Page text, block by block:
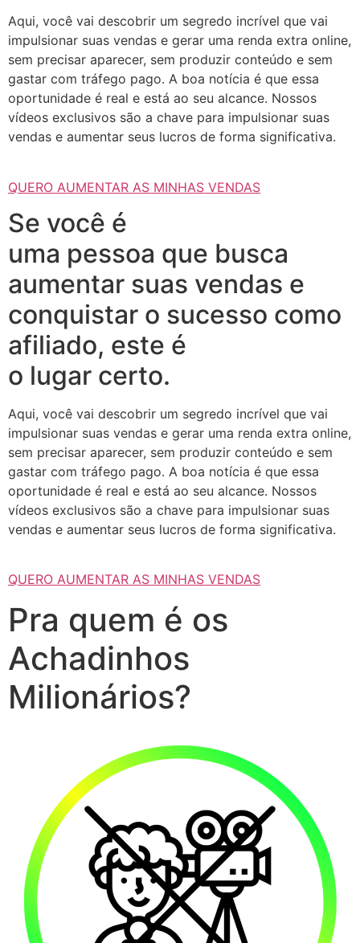
Aqui, você vai descobrir um segredo incrível que vai
impulsionar suas vendas e gerar uma renda extra online,
sem precisar aparecer, sem produzir conteúdo e sem
gastar com tráfego pago. A boa notícia é que essa
oportunidade é real e está ao seu alcance. Nossos
vídeos exclusivos são a chave para impulsionar suas
vendas e aumentar seus lucros de forma significativa.
QUERO AUMENTAR AS MINHAS VENDAS
Se você é
uma pessoa que busca
aumentar suas vendas e
conquistar o sucesso como
afiliado, este é
o lugar certo.
Aqui, você vai descobrir um segredo incrível que vai
impulsionar suas vendas e gerar uma renda extra online,
sem precisar aparecer, sem produzir conteúdo e sem
gastar com tráfego pago. A boa notícia é que essa
oportunidade é real e está ao seu alcance. Nossos
vídeos exclusivos são a chave para impulsionar suas
vendas e aumentar seus lucros de forma significativa.
QUERO AUMENTAR AS MINHAS VENDAS
Pra quem é os
Achadinhos
Milionários?